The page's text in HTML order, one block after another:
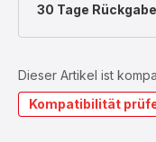
30 Tage
Dieser Artikel ist
Kompatibilität